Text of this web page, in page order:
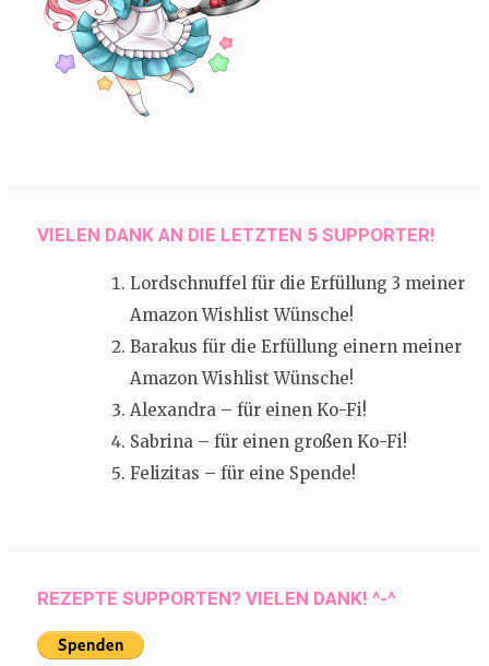
VIELEN DANK AN DIE LETZTEN 5 SUPPORTER!
Lordschnuffel für die Erfüllung 3 meiner
Amazon Wishlist Wünsche!
Barakus für die Erfüllung einern meiner
Amazon Wishlist Wünsche!
Alexandra – für einen Ko-Fi!
Sabrina – für einen großen Ko-Fi!
Felizitas – für eine Spende!
REZEPTE SUPPORTEN? VIELEN DANK! ^-^